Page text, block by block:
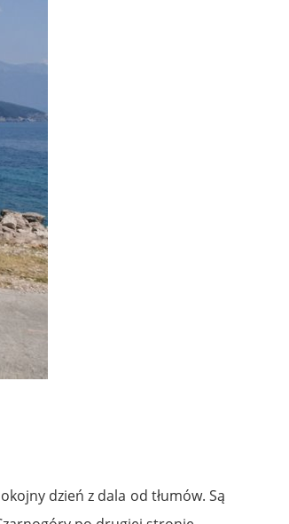
dzień z dala od tłumów. Są